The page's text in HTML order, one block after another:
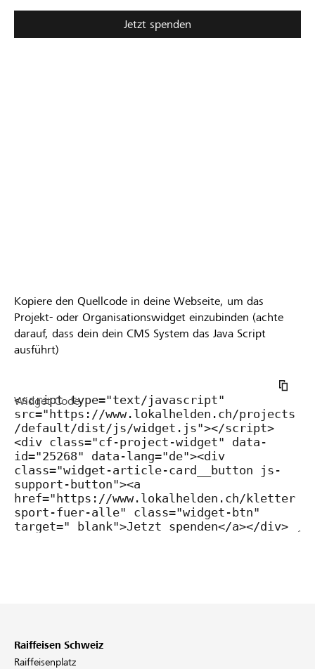
Jetzt spenden
Kopiere den Quellcode in deine Webseite, um das
Projekt- oder Organisationswidget einzubinden (achte
darauf, dass dein dein CMS System das Java Script
ausführt)
Widget Code
Raiffeisen Schweiz
Raiffeisenplatz